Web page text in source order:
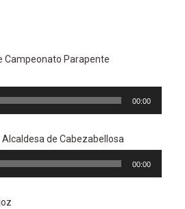
Campeonato Parapente
00:00
de Cabezabellosa
00:00